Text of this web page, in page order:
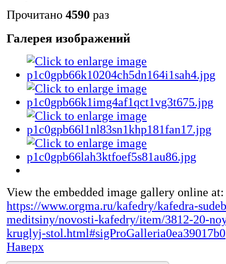
Прочитано 4590 раз
Галерея изображений
View the embedded image gallery online at:
https://www.orgma.ru/kafedry/kafedra-
meditsiny/novosti-kafedry/item/3812-20-
kruglyj-stol.html#sigProGalleria0ea39017b0
Наверх